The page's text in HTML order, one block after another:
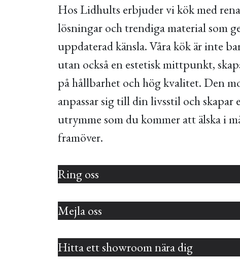
Hos Lidhults erbjuder vi kök med
lösningar och trendiga material som
uppdaterad känsla. Våra kök är inte
utan också en estetisk mittpunkt,
på hållbarhet och hög kvalitet. Den
anpassar sig till din livsstil och skapar
utrymme som du kommer att älska i
framöver.
Ring oss
Mejla oss
Hitta ett showroom nära dig